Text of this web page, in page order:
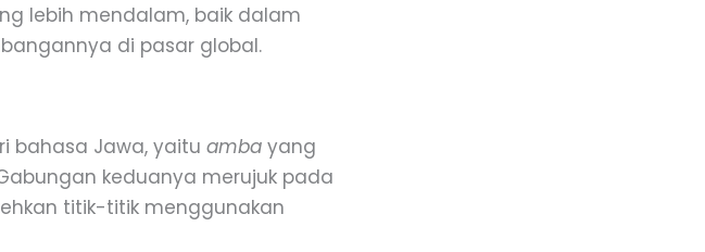
lebih mendalam, baik dalam
di pasar global.
bahasa Jawa, yaitu amba yang
keduanya merujuk pada
titik-titik menggunakan